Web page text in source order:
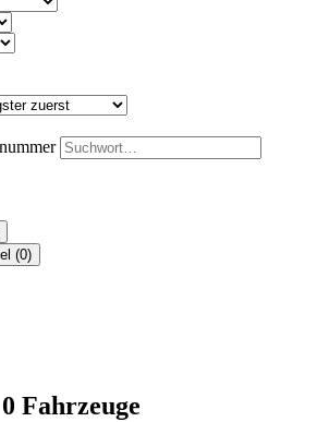
(0)
0 Fahrzeuge